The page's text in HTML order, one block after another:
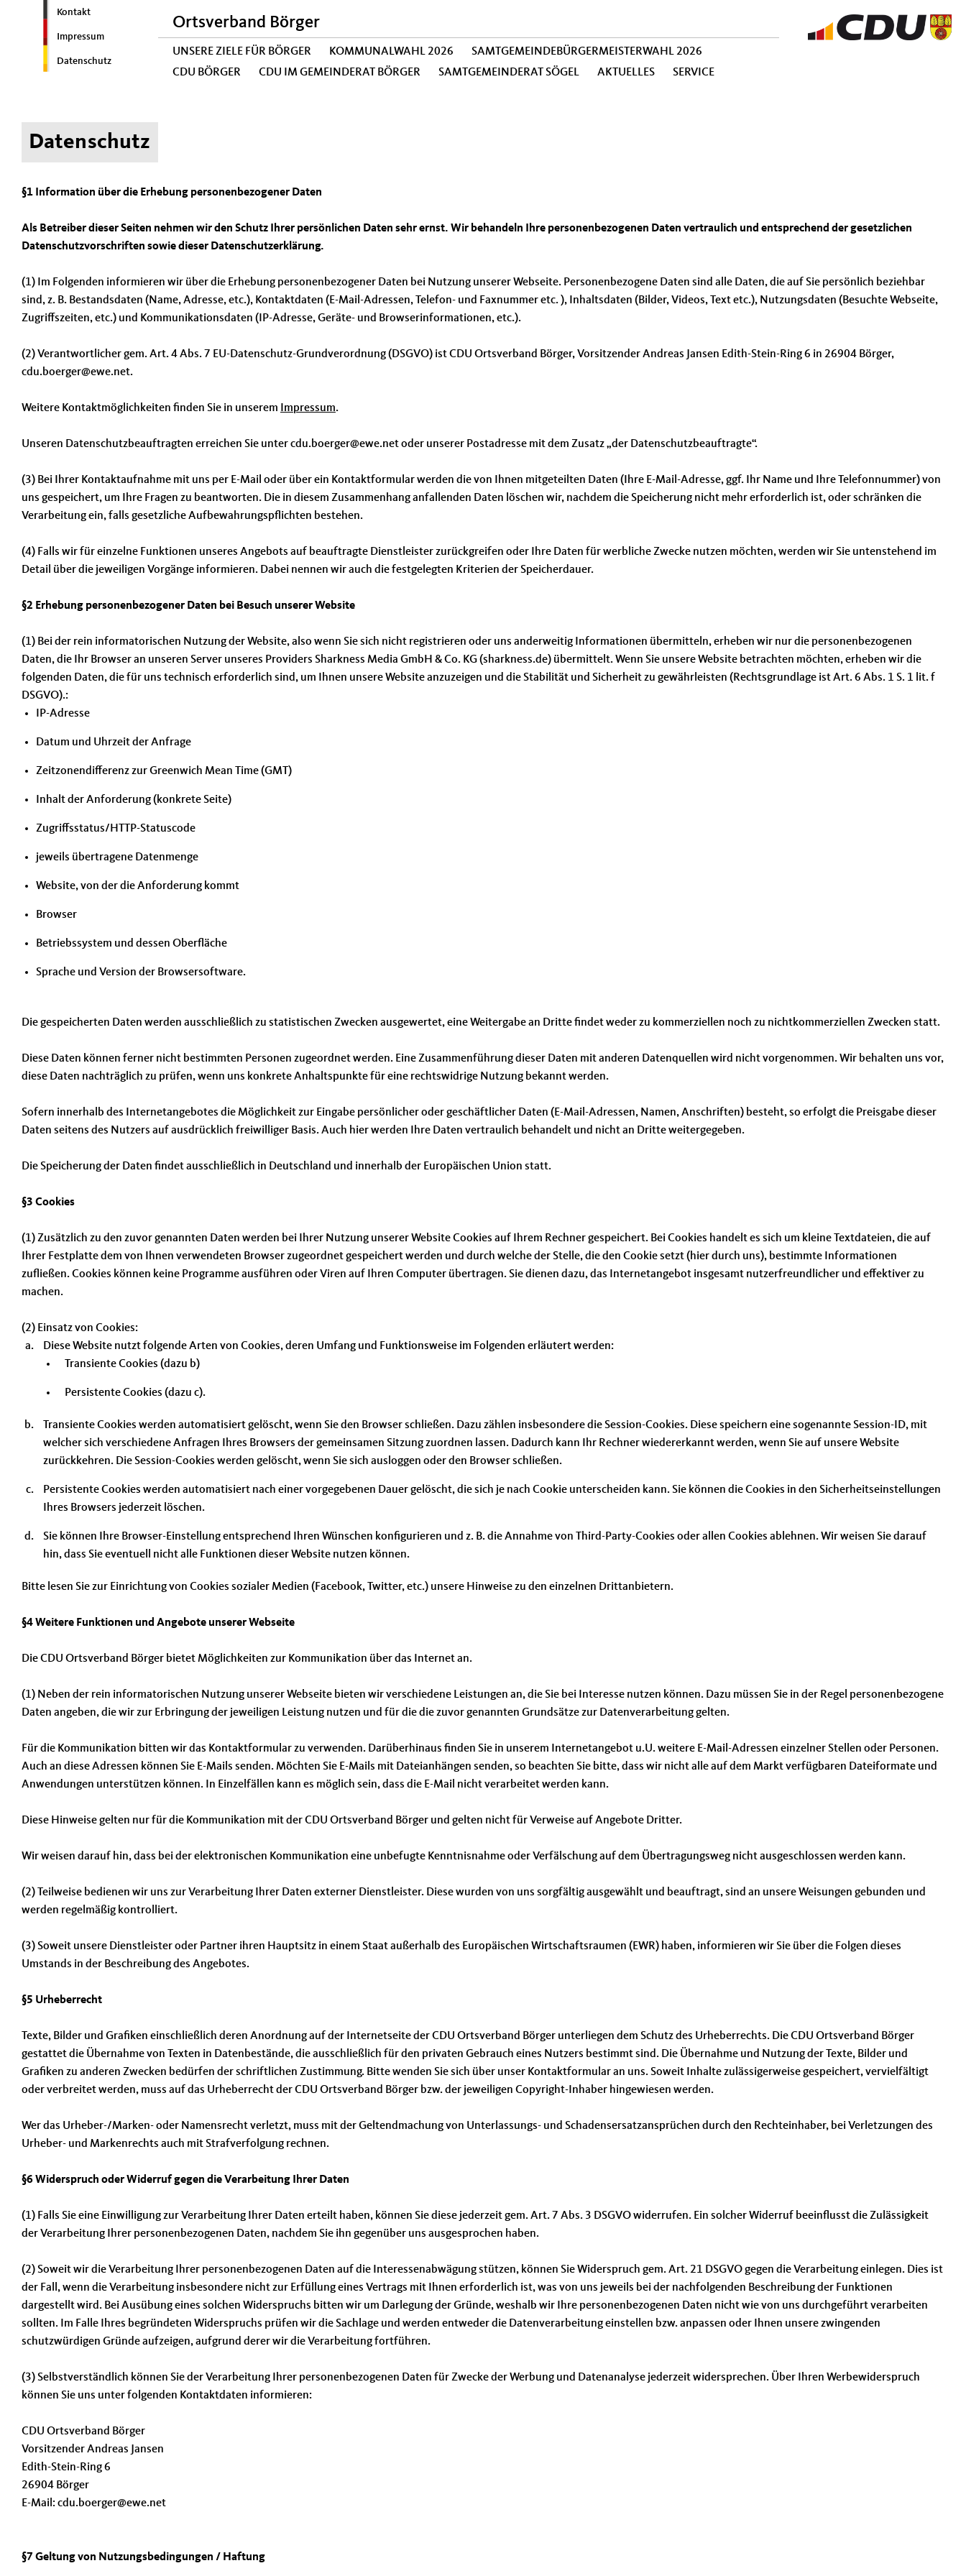
Kontakt
Impressum
Datenschutz
Ortsverband Börger
UNSERE ZIELE FÜR BÖRGER KOMMUNALWAHL 2026
SAMTGEMEINDEBÜRGERMEISTERWAHL 2026
CDU BÖRGER
CDU IM GEMEINDERAT BÖRGER SAMTGEMEINDERAT SÖGEL AKTUELLES SERVICE
Datenschutz
§1 Information über die Erhebung personenbezogener Daten
Als Betreiber dieser Seiten nehmen wir den Schutz Ihrer persönlichen Daten sehr ernst. Wir behandeln Ihre personenbezogenen Daten vertraulich und entsprechend der gesetzlichen
Datenschutzvorschriften sowie dieser Datenschutzerklärung.
(1) Im Folgenden informieren wir über die Erhebung personenbezogener Daten bei Nutzung unserer Webseite. Personenbezogene Daten sind alle Daten, die auf Sie persönlich beziehbar
sind, z. B. Bestandsdaten (Name, Adresse, etc.), Kontaktdaten (E-Mail-Adressen, Telefon- und Faxnummer etc. ), Inhaltsdaten (Bilder, Videos, Text etc.), Nutzungsdaten (Besuchte Webseite,
Zugriffszeiten, etc.) und Kommunikationsdaten (IP-Adresse, Geräte- und Browserinformationen, etc.).
(2) Verantwortlicher gem. Art. 4 Abs. 7 EU-Datenschutz-Grundverordnung (DSGVO) ist CDU Ortsverband Börger, Vorsitzender Andreas Jansen Edith-Stein-Ring 6 in 26904 Börger,
cdu.boerger@ewe.net.
Weitere Kontaktmöglichkeiten finden Sie in unserem Impressum.
Unseren Datenschutzbeauftragten erreichen Sie unter cdu.boerger@ewe.net oder unserer Postadresse mit dem Zusatz „der Datenschutzbeauftragte“.
(3) Bei Ihrer Kontaktaufnahme mit uns per E-Mail oder über ein Kontaktformular werden die von Ihnen mitgeteilten Daten (Ihre E-Mail-Adresse, ggf. Ihr Name und Ihre Telefonnummer) von
uns gespeichert, um Ihre Fragen zu beantworten. Die in diesem Zusammenhang anfallenden Daten löschen wir, nachdem die Speicherung nicht mehr erforderlich ist, oder schränken die
Verarbeitung ein, falls gesetzliche Aufbewahrungspflichten bestehen.
(4) Falls wir für einzelne Funktionen unseres Angebots auf beauftragte Dienstleister zurückgreifen oder Ihre Daten für werbliche Zwecke nutzen möchten, werden wir Sie untenstehend im
Detail über die jeweiligen Vorgänge informieren. Dabei nennen wir auch die festgelegten Kriterien der Speicherdauer.
§2 Erhebung personenbezogener Daten bei Besuch unserer Website
(1) Bei der rein informatorischen Nutzung der Website, also wenn Sie sich nicht registrieren oder uns anderweitig Informationen übermitteln, erheben wir nur die personenbezogenen
Daten, die Ihr Browser an unseren Server unseres Providers Sharkness Media GmbH & Co. KG (sharkness.de) übermittelt. Wenn Sie unsere Website betrachten möchten, erheben wir die
folgenden Daten, die für uns technisch erforderlich sind, um Ihnen unsere Website anzuzeigen und die Stabilität und Sicherheit zu gewährleisten (Rechtsgrundlage ist Art. 6 Abs. 1 S. 1 lit. f
DSGVO).:
IP-Adresse
Datum und Uhrzeit der Anfrage
Zeitzonendifferenz zur Greenwich Mean Time (GMT)
Inhalt der Anforderung (konkrete Seite)
Zugriffsstatus/HTTP-Statuscode
jeweils übertragene Datenmenge
Website, von der die Anforderung kommt
Browser
Betriebssystem und dessen Oberfläche
Sprache und Version der Browsersoftware.
Die gespeicherten Daten werden ausschließlich zu statistischen Zwecken ausgewertet, eine Weitergabe an Dritte findet weder zu kommerziellen noch zu nichtkommerziellen Zwecken statt.
Diese Daten können ferner nicht bestimmten Personen zugeordnet werden. Eine Zusammenführung dieser Daten mit anderen Datenquellen wird nicht vorgenommen. Wir behalten uns vor,
diese Daten nachträglich zu prüfen, wenn uns konkrete Anhaltspunkte für eine rechtswidrige Nutzung bekannt werden.
Sofern innerhalb des Internetangebotes die Möglichkeit zur Eingabe persönlicher oder geschäftlicher Daten (E-Mail-Adressen, Namen, Anschriften) besteht, so erfolgt die Preisgabe dieser
Daten seitens des Nutzers auf ausdrücklich freiwilliger Basis. Auch hier werden Ihre Daten vertraulich behandelt und nicht an Dritte weitergegeben.
Die Speicherung der Daten findet ausschließlich in Deutschland und innerhalb der Europäischen Union statt.
§3 Cookies
(1) Zusätzlich zu den zuvor genannten Daten werden bei Ihrer Nutzung unserer Website Cookies auf Ihrem Rechner gespeichert. Bei Cookies handelt es sich um kleine Textdateien, die auf
Ihrer Festplatte dem von Ihnen verwendeten Browser zugeordnet gespeichert werden und durch welche der Stelle, die den Cookie setzt (hier durch uns), bestimmte Informationen
zufließen. Cookies können keine Programme ausführen oder Viren auf Ihren Computer übertragen. Sie dienen dazu, das Internetangebot insgesamt nutzerfreundlicher und effektiver zu
machen.
(2) Einsatz von Cookies:
Diese Website nutzt folgende Arten von Cookies, deren Umfang und Funktionsweise im Folgenden erläutert werden:
Transiente Cookies (dazu b)
Persistente Cookies (dazu c).
Transiente Cookies werden automatisiert gelöscht, wenn Sie den Browser schließen. Dazu zählen insbesondere die Session-Cookies. Diese speichern eine sogenannte Session-ID, mit
welcher sich verschiedene Anfragen Ihres Browsers der gemeinsamen Sitzung zuordnen lassen. Dadurch kann Ihr Rechner wiedererkannt werden, wenn Sie auf unsere Website
zurückkehren. Die Session-Cookies werden gelöscht, wenn Sie sich ausloggen oder den Browser schließen.
Persistente Cookies werden automatisiert nach einer vorgegebenen Dauer gelöscht, die sich je nach Cookie unterscheiden kann. Sie können die Cookies in den Sicherheitseinstellungen
Ihres Browsers jederzeit löschen.
Sie können Ihre Browser-Einstellung entsprechend Ihren Wünschen konfigurieren und z. B. die Annahme von Third-Party-Cookies oder allen Cookies ablehnen. Wir weisen Sie darauf
hin, dass Sie eventuell nicht alle Funktionen dieser Website nutzen können.
Bitte lesen Sie zur Einrichtung von Cookies sozialer Medien (Facebook, Twitter, etc.) unsere Hinweise zu den einzelnen Drittanbietern.
§4 Weitere Funktionen und Angebote unserer Webseite
Die CDU Ortsverband Börger bietet Möglichkeiten zur Kommunikation über das Internet an.
(1) Neben der rein informatorischen Nutzung unserer Webseite bieten wir verschiedene Leistungen an, die Sie bei Interesse nutzen können. Dazu müssen Sie in der Regel personenbezogene
Daten angeben, die wir zur Erbringung der jeweiligen Leistung nutzen und für die die zuvor genannten Grundsätze zur Datenverarbeitung gelten.
Für die Kommunikation bitten wir das Kontaktformular zu verwenden. Darüberhinaus finden Sie in unserem Internetangebot u.U. weitere E-Mail-Adressen einzelner Stellen oder Personen.
Auch an diese Adressen können Sie E-Mails senden. Möchten Sie E-Mails mit Dateianhängen senden, so beachten Sie bitte, dass wir nicht alle auf dem Markt verfügbaren Dateiformate und
Anwendungen unterstützen können. In Einzelfällen kann es möglich sein, dass die E-Mail nicht verarbeitet werden kann.
Diese Hinweise gelten nur für die Kommunikation mit der CDU Ortsverband Börger und gelten nicht für Verweise auf Angebote Dritter.
Wir weisen darauf hin, dass bei der elektronischen Kommunikation eine unbefugte Kenntnisnahme oder Verfälschung auf dem Übertragungsweg nicht ausgeschlossen werden kann.
(2) Teilweise bedienen wir uns zur Verarbeitung Ihrer Daten externer Dienstleister. Diese wurden von uns sorgfältig ausgewählt und beauftragt, sind an unsere Weisungen gebunden und
werden regelmäßig kontrolliert.
(3) Soweit unsere Dienstleister oder Partner ihren Hauptsitz in einem Staat außerhalb des Europäischen Wirtschaftsraumen (EWR) haben, informieren wir Sie über die Folgen dieses
Umstands in der Beschreibung des Angebotes.
§5 Urheberrecht
Texte, Bilder und Grafiken einschließlich deren Anordnung auf der Internetseite der CDU Ortsverband Börger unterliegen dem Schutz des Urheberrechts. Die CDU Ortsverband Börger
gestattet die Übernahme von Texten in Datenbestände, die ausschließlich für den privaten Gebrauch eines Nutzers bestimmt sind. Die Übernahme und Nutzung der Texte, Bilder und
Grafiken zu anderen Zwecken bedürfen der schriftlichen Zustimmung. Bitte wenden Sie sich über unser Kontaktformular an uns. Soweit Inhalte zulässigerweise gespeichert, vervielfältigt
oder verbreitet werden, muss auf das Urheberrecht der CDU Ortsverband Börger bzw. der jeweiligen Copyright-Inhaber hingewiesen werden.
Wer das Urheber-/Marken- oder Namensrecht verletzt, muss mit der Geltendmachung von Unterlassungs- und Schadensersatzansprüchen durch den Rechteinhaber, bei Verletzungen des
Urheber- und Markenrechts auch mit Strafverfolgung rechnen.
§6 Widerspruch oder Widerruf gegen die Verarbeitung Ihrer Daten
(1) Falls Sie eine Einwilligung zur Verarbeitung Ihrer Daten erteilt haben, können Sie diese jederzeit gem. Art. 7 Abs. 3 DSGVO widerrufen. Ein solcher Widerruf beeinflusst die Zulässigkeit
der Verarbeitung Ihrer personenbezogenen Daten, nachdem Sie ihn gegenüber uns ausgesprochen haben.
(2) Soweit wir die Verarbeitung Ihrer personenbezogenen Daten auf die Interessenabwägung stützen, können Sie Widerspruch gem. Art. 21 DSGVO gegen die Verarbeitung einlegen. Dies ist
der Fall, wenn die Verarbeitung insbesondere nicht zur Erfüllung eines Vertrags mit Ihnen erforderlich ist, was von uns jeweils bei der nachfolgenden Beschreibung der Funktionen
dargestellt wird. Bei Ausübung eines solchen Widerspruchs bitten wir um Darlegung der Gründe, weshalb wir Ihre personenbezogenen Daten nicht wie von uns durchgeführt verarbeiten
sollten. Im Falle Ihres begründeten Widerspruchs prüfen wir die Sachlage und werden entweder die Datenverarbeitung einstellen bzw. anpassen oder Ihnen unsere zwingenden
schutzwürdigen Gründe aufzeigen, aufgrund derer wir die Verarbeitung fortführen.
(3) Selbstverständlich können Sie der Verarbeitung Ihrer personenbezogenen Daten für Zwecke der Werbung und Datenanalyse jederzeit widersprechen. Über Ihren Werbewiderspruch
können Sie uns unter folgenden Kontaktdaten informieren:
CDU Ortsverband Börger
Vorsitzender Andreas Jansen
Edith-Stein-Ring 6
26904 Börger
E-Mail: cdu.boerger@ewe.net
§7 Geltung von Nutzungsbedingungen / Haftung